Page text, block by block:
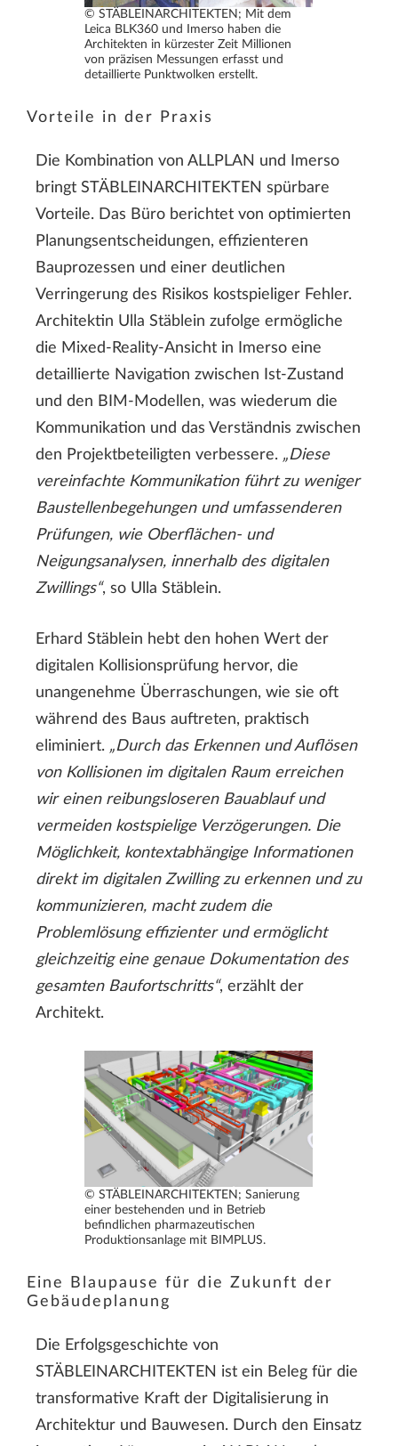
© STÄBLEINARCHITEKTEN; Mit dem
Leica BLK360 und Imerso haben die
Architekten in kürzester Zeit Millionen
von präzisen Messungen erfasst und
detaillierte Punktwolken erstellt.
Vorteile in der Praxis
Die Kombination von ALLPLAN und Imerso
bringt STÄBLEINARCHITEKTEN spürbare
Vorteile. Das Büro berichtet von optimierten
Planungsentscheidungen, effizienteren
Bauprozessen und einer deutlichen
Verringerung des Risikos kostspieliger Fehler.
Architektin Ulla Stäblein zufolge ermögliche
die Mixed-Reality-Ansicht in Imerso eine
detaillierte Navigation zwischen Ist-Zustand
und den BIM-Modellen, was wiederum die
Kommunikation und das Verständnis zwischen
den Projektbeteiligten verbessere. „Diese
vereinfachte Kommunikation führt zu weniger
Baustellenbegehungen und umfassenderen
Prüfungen, wie Oberflächen- und
Neigungsanalysen, innerhalb des digitalen
Zwillings“, so Ulla Stäblein.
Erhard Stäblein hebt den hohen Wert der
digitalen Kollisionsprüfung hervor, die
unangenehme Überraschungen, wie sie oft
während des Baus auftreten, praktisch
eliminiert. „Durch das Erkennen und Auflösen
von Kollisionen im digitalen Raum erreichen
wir einen reibungsloseren Bauablauf und
vermeiden kostspielige Verzögerungen. Die
Möglichkeit, kontextabhängige Informationen
direkt im digitalen Zwilling zu erkennen und zu
kommunizieren, macht zudem die
Problemlösung effizienter und ermöglicht
gleichzeitig eine genaue Dokumentation des
gesamten Baufortschritts“, erzählt der
Architekt.
© STÄBLEINARCHITEKTEN; Sanierung
einer bestehenden und in Betrieb
befindlichen pharmazeutischen
Produktionsanlage mit BIMPLUS.
Eine Blaupause für die Zukunft der
Gebäudeplanung
Die Erfolgsgeschichte von
STÄBLEINARCHITEKTEN ist ein Beleg für die
transformative Kraft der Digitalisierung in
Architektur und Bauwesen. Durch den Einsatz